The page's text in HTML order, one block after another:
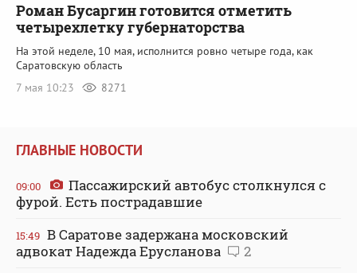
Роман Бусаргин готовится отметить
четырехлетку губернаторства
На этой неделе, 10 мая, исполнится ровно четыре года, как
Саратовскую область
7 мая 10:23
8271
ГЛАВНЫЕ НОВОСТИ
09:00
Пассажирский автобус столкнулся с
фурой. Есть пострадавшие
15:49 В Саратове задержана московский
адвокат Надежда Ерусланова
2